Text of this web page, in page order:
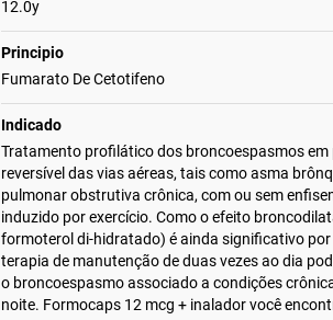
12.0y
Principio
Fumarato De Cetotifeno
Indicado
Tratamento profilático dos broncoespasmos
reversível das vias aéreas, tais como asma
pulmonar obstrutiva crônica, com ou sem
induzido por exercício. Como o efeito
formoterol di-hidratado) é ainda significativo
terapia de manutenção de duas vezes ao dia
o broncoespasmo associado a condições
noite. Formocaps 12 mcg + inalador você